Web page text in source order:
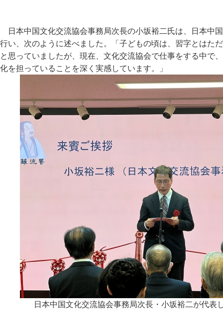
日本中国文化交流協会事務局次長の小坂裕二氏は、日本中
行い、次のように述べました。「子どもの頃は、習字とはた
と思っていましたが、現在、文化交流協会で仕事をする中で
化を担っていることを深く実感しています。」
日本中国文化交流協会事務局次長・小坂裕二が代表